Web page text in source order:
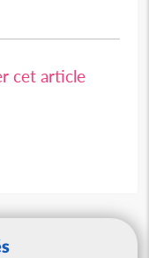
cet article